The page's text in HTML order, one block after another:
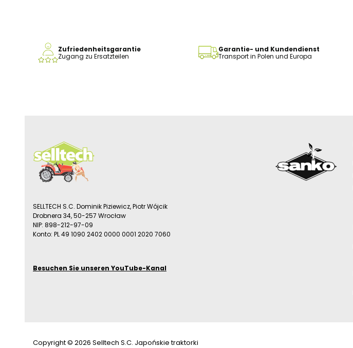
Zufriedenheitsgarantie
Zugang zu Ersatzteilen
Garantie- und Kundendienst
Transport in Polen und Europa
SELLTECH S.C. Dominik Piziewicz, Piotr Wójcik
Drobnera 34, 50-257 Wrocław
NIP: 898-212-97-09
Konto: PL 49 1090 2402 0000 0001 2020 7060
Besuchen Sie unseren YouTube-Kanal
Copyright © 2026 Selltech S.C. Japońskie traktorki